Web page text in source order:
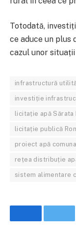
Totodată,
ce aduce un plus
cazul unor
infrastructură
investiție
licitație apă Sărata
licitație publică
proiect apă
rețea distribuție
sistem alimentare
Facebook